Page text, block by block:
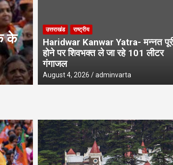
के
उत्तराखंड
UPNL Employees
के भविष्य पर हाईकोर्ट में
उत्तराखंड राष्ट्रीय
Haridwar Kanwar Yatra- मन्नत
होने पर शिवभक्त ले जा रहे 101 लीटर
गंगाजल
August 4, 2026 adminvarta